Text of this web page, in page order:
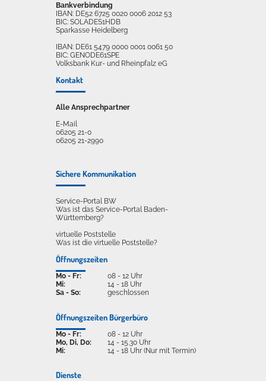
Bankverbindung
IBAN: DE52 6725 0020 0006 2012 53
BIC: SOLADES1HDB
Sparkasse Heidelberg
IBAN: DE61 5479 0000 0001 0061 50
BIC: GENODE61SPE
Volksbank Kur- und Rheinpfalz eG
Kontakt
Alle Ansprechpartner
E-Mail
06205 21-0
06205 21-2990
Sichere Kommunikation
Service-Portal BW
Was ist das Service-Portal Baden-
Württemberg?
virtuelle Poststelle
Was ist die virtuelle Poststelle?
Öffnungszeiten
Mo - Fr:
Mi:
Sa - So:
08 - 12 Uhr
14 - 18 Uhr
geschlossen
Öffnungszeiten Bürgerbüro
Mo - Fr:
Mo, Di, Do:
Mi:
08 - 12 Uhr
14 - 15.30 Uhr
14 - 18 Uhr (Nur mit Termin)
Dienste